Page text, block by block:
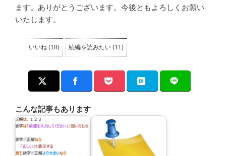
ます。ありがとうございます。今後ともよろしくお願い
いたします。
いいね (18) 続編を読みたい (11)
こんな記事もあります